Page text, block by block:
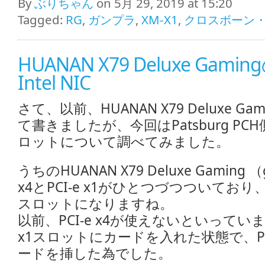
Tagged: RG, ガンプラ, XM-X1, クロスボーン
HUANAN X79 Deluxe
Intel NIC
さて、以前、HUANAN X79 Deluxe
て書きましたが、今回はPatsburg PCH
ロットについて調べてみました。
うちのHUANAN X79 Deluxe Gaming
x4とPCI-e x1がひとつづつついており
スロットになりますね。
以前、PCI-e x4が使えないといってい
x1スロットにカードを入れた状態で、
ードを挿した為でした。